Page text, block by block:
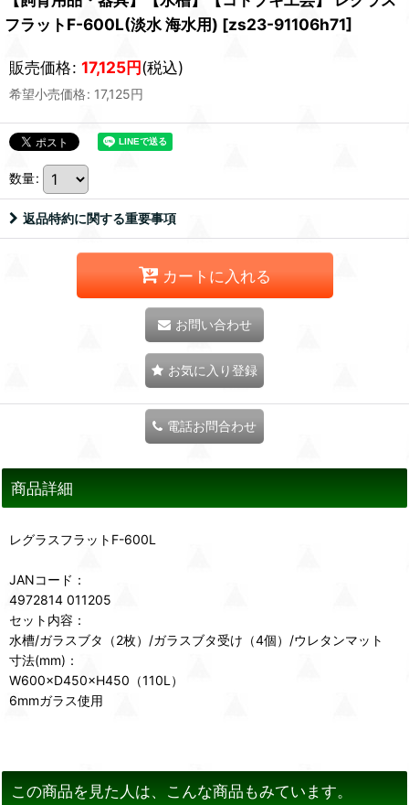
フラットF-600L(淡水 海水用) [zs23-91106h71]
販売価格: 17,125円(税込)
希望小売価格: 17,125円
数量:
返品特約に関する重要事項
カートに入れる
お問い合わせ
お気に入り登録
電話お問合わせ
商品詳細
レグラスフラットF-600L
JANコード：
4972814 011205
セット内容：
水槽/ガラスブタ（2枚）/ガラスブタ受け（4個）/ウレタンマット
寸法(mm)：
W600×D450×H450（110L）
6mmガラス使用
この商品を見た人は、こんな商品もみています。